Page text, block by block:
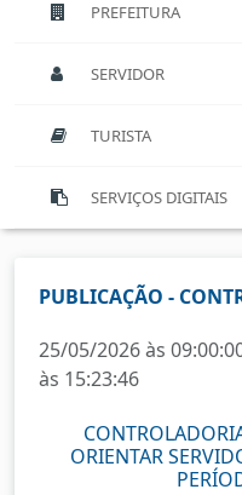
PREFEITURA
SERVIDOR
TURISTA
SERVIÇOS DIGITAIS
PUBLICAÇÃO -
25/05/2026 às
às 15:23:46
ORIENTAR